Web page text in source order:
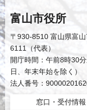
富山市役所
〒930-8510 富山県富
6111（代表）
開庁時間：午前8時30
日、年末年始を除く）
法人番号：
窓口・受付情報